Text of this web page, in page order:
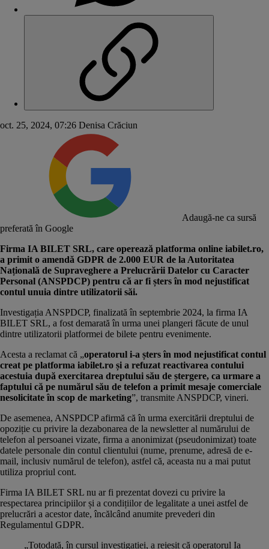
oct. 25, 2024, 07:26 Denisa Crăciun
Adaugă-ne ca sursă
preferată în Google
Firma IA BILET SRL, care operează platforma online iabilet.ro,
a primit o amendă GDPR de 2.000 EUR de la Autoritatea
Națională de Supraveghere a Prelucrării Datelor cu Caracter
Personal (ANSPDCP) pentru că ar fi șters în mod nejustificat
contul unuia dintre utilizatorii săi.
Investigația ANSPDCP, finalizată în septembrie 2024, la firma IA
BILET SRL, a fost demarată în urma unei plangeri făcute de unul
dintre utilizatorii platformei de bilete pentru evenimente.
Acesta a reclamat că „operatorul i-a șters în mod nejustificat contul
creat pe platforma iabilet.ro și a refuzat reactivarea contului
acestuia după exercitarea dreptului său de ștergere, ca urmare a
faptului că pe numărul său de telefon a primit mesaje comerciale
nesolicitate în scop de marketing”, transmite ANSPDCP, vineri.
De asemenea, ANSPDCP afirmă că în urma exercitării dreptului de
opoziție cu privire la dezabonarea de la newsletter al numărului de
telefon al persoanei vizate, firma a anonimizat (pseudonimizat) toate
datele personale din contul clientului (nume, prenume, adresă de e-
mail, inclusiv numărul de telefon), astfel că, aceasta nu a mai putut
utiliza propriul cont.
Firma IA BILET SRL nu ar fi prezentat dovezi cu privire la
respectarea principiilor și a condițiilor de legalitate a unei astfel de
prelucrări a acestor date, încălcând anumite prevederi din
Regulamentul GDPR.
„Totodată, în cursul investigației, a reieșit că operatorul Ia